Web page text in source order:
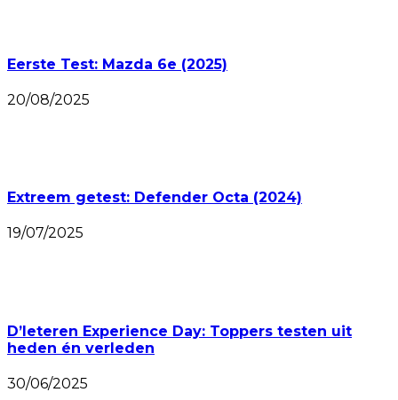
Eerste Test: Mazda 6e (2025)
20/08/2025
Extreem getest: Defender Octa (2024)
19/07/2025
D’Ieteren Experience Day: Toppers testen uit
heden én verleden
30/06/2025